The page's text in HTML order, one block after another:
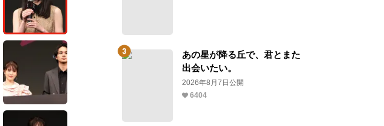
あの星が降る丘で、君とまた
出会いたい。
2026年8月7日公開
6404